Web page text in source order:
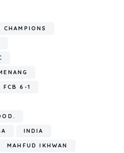
a
CHAMPIONS
FCB 6-1
INDIA
MAHFUD IKHWAN